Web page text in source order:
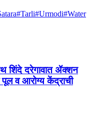
#Tarli#Urmodi#Water
शिंदे दरेगावात ॲक्शन
पूल व आरोग्य केंद्राची